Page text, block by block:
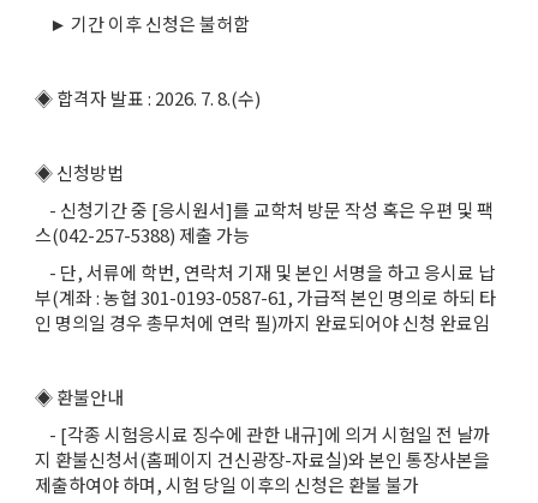
► 기간 이후 신청은 불허함
◈ 합격자 발표 : 2026. 7. 8.(수)
◈ 신청방법
- 신청기간 중 [응시원서]를 교학처 방문 작성 혹은 우편 및 팩
스(042-257-5388) 제출 가능
- 단, 서류에 학번, 연락처 기재 및 본인 서명을 하고 응시료 납
부(계좌 : 농협 301-0193-0587-61, 가급적 본인 명의로 하되 타
인 명의일 경우 총무처에 연락 필)까지 완료되어야 신청 완료임
◈ 환불안내
- [각종 시험응시료 징수에 관한 내규]에 의거 시험일 전 날까
지 환불신청서(홈페이지 건신광장-자료실)와 본인 통장사본을
제출하여야 하며, 시험 당일 이후의 신청은 환불 불가